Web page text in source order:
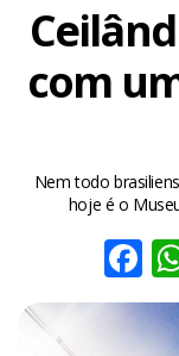
com
Nem todo
hoje é o